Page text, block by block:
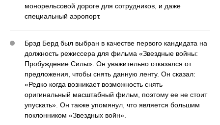
монорельсовой дороге для сотрудников, и даже
специальный аэропорт.
Брэд Берд был выбран в качестве первого кандидата на
должность режиссера для фильма «Звездные войны:
Пробуждение Силы». Он уважительно отказался от
предложения, чтобы снять данную ленту. Он сказал:
«Редко когда возникает возможность снять
оригинальный масштабный фильм, поэтому ее не стоит
упускать». Он также упомянул, что является большим
поклонником «Звездных войн».